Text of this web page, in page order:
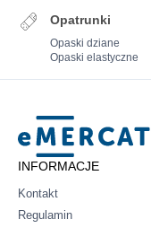
Opatrunki
Opaski dziane
Opaski elastyczne
Mercator
INFORMACJE
Kontakt
Regulamin